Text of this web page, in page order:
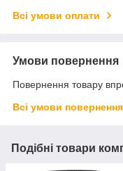
Всі умови оплати
Умови повернення
Повернення товару
Всі умови повернення
Подібні товари